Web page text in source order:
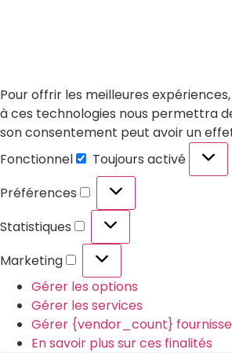
Pour offrir les meilleures
à ces technologies nous permettra
son consentement peut avoir un
Fonctionnel
Toujours activé
Préférences
Statistiques
Marketing
Gérer les options
Gérer les services
Gérer {vendor_count}
En savoir plus sur ces finalités